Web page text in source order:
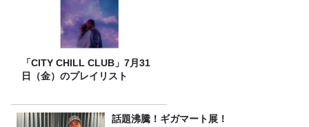
「CITY CHILL CLUB」7月31
日（金）のプレイリスト
話題沸騰！ギガマート展！